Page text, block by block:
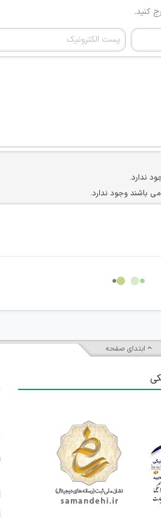
کنید.
ندارد.
سایت وجود ندارد.
ابتدای صفحه